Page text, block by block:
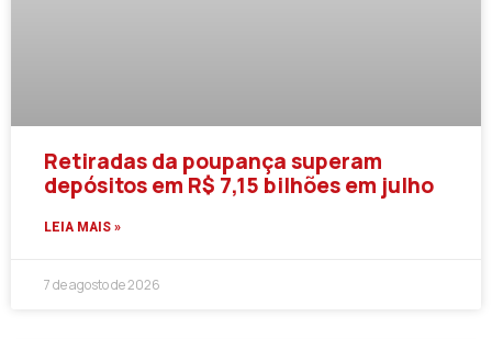
Retiradas da poupança superam
depósitos em R$ 7,15 bilhões em julho
LEIA MAIS »
7 de agosto de 2026